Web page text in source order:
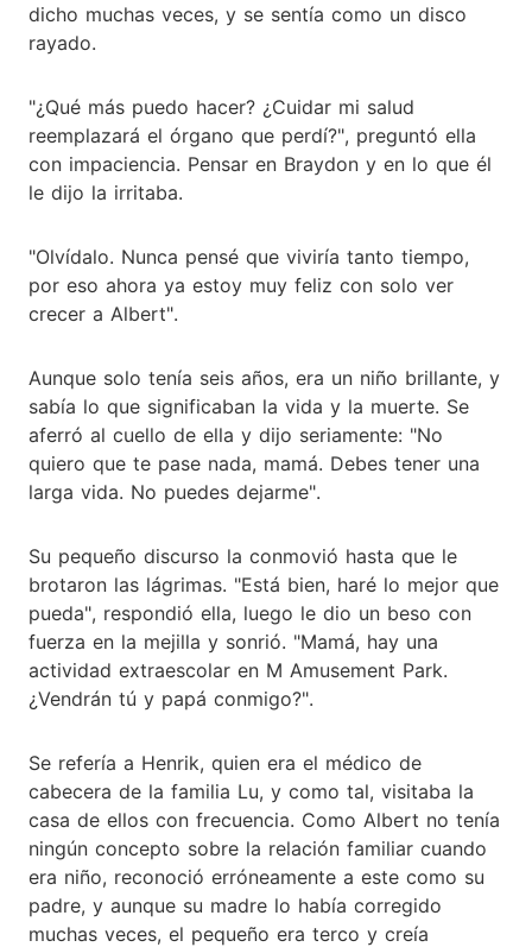
dicho muchas veces, y se sentía como un disco
rayado.
"¿Qué más puedo hacer? ¿Cuidar mi salud
reemplazará el órgano que perdí?", preguntó ella
con impaciencia. Pensar en Braydon y en lo que él
le dijo la irritaba.
"Olvídalo. Nunca pensé que viviría tanto tiempo,
por eso ahora ya estoy muy feliz con solo ver
crecer a Albert".
Aunque solo tenía seis años, era un niño brillante, y
sabía lo que significaban la vida y la muerte. Se
aferró al cuello de ella y dijo seriamente: "No
quiero que te pase nada, mamá. Debes tener una
larga vida. No puedes dejarme".
Su pequeño discurso la conmovió hasta que le
brotaron las lágrimas. "Está bien, haré lo mejor que
pueda", respondió ella, luego le dio un beso con
fuerza en la mejilla y sonrió. "Mamá, hay una
actividad extraescolar en M Amusement Park.
¿Vendrán tú y papá conmigo?".
Se refería a Henrik, quien era el médico de
cabecera de la familia Lu, y como tal, visitaba la
casa de ellos con frecuencia. Como Albert no tenía
ningún concepto sobre la relación familiar cuando
era niño, reconoció erróneamente a este como su
padre, y aunque su madre lo había corregido
muchas veces, el pequeño era terco y creía